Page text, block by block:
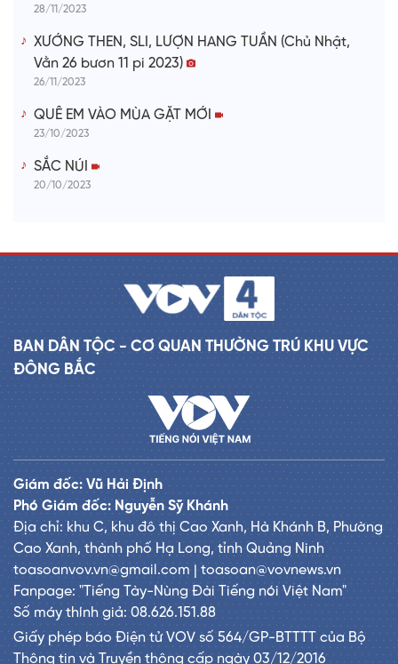
28/11/2023
XƯỚNG THEN, SLI, LƯỢN HANG TUẦN (Chủ Nhật,
Vằn 26 bươn 11 pi 2023)
26/11/2023
QUÊ EM VÀO MÙA GẶT MỚI
23/10/2023
SẮC NÚI
20/10/2023
BAN DÂN TỘC - CƠ QUAN THƯỜNG TRÚ KHU VỰC
ĐÔNG BẮC
Giám đốc: Vũ Hải Định
Phó Giám đốc: Nguyễn Sỹ Khánh
Địa chỉ: khu C, khu đô thị Cao Xanh, Hà Khánh B, Phường
Cao Xanh, thành phố Hạ Long, tỉnh Quảng Ninh
toasoanvov.vn@gmail.com | toasoan@vovnews.vn
Fanpage: "Tiếng Tày-Nùng Đài Tiếng nói Việt Nam"
Số máy thính giả: 08.626.151.88
Giấy phép báo Điện tử VOV số 564/GP-BTTTT của Bộ
Thông tin và Truyền thông cấp ngày 03/12/2016